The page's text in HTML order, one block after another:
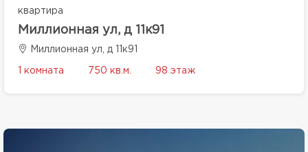
квартира
Миллионная ул, д 11к91
Миллионная ул, д 11к91
1 комната 750 кв.м. 98 этаж